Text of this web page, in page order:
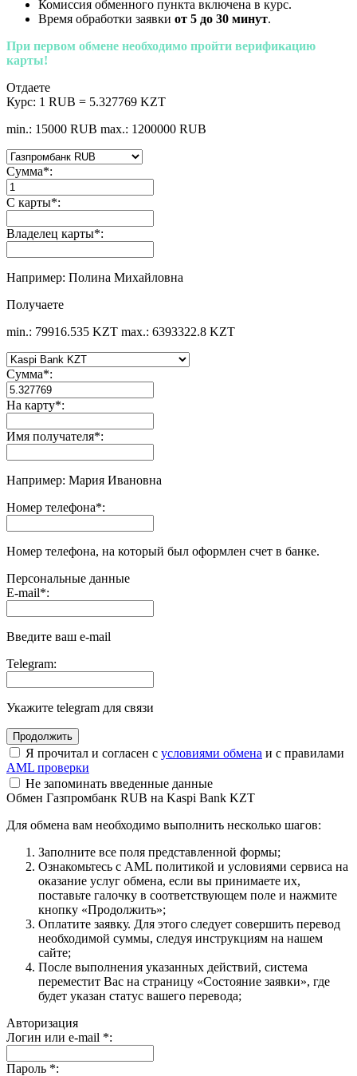
Комиссия обменного пункта включена в курс.
Время обработки заявки от 5 до 30 минут.
При первом обмене необходимо пройти верификацию
карты!
Отдаете
Курс: 1 RUB = 5.327769 KZT
min.: 15000 RUB max.: 1200000 RUB
Сумма*:
С карты*:
Владелец карты*:
Например: Полина Михайловна
Получаете
min.: 79916.535 KZT max.: 6393322.8 KZT
Сумма*:
На карту*:
Имя получателя*:
Например: Мария Ивановна
Номер телефона*:
Номер телефона, на который был оформлен счет в банке.
Персональные данные
E-mail*:
Введите ваш e-mail
Telegram:
Укажите telegram для связи
Я прочитал и согласен с условиями обмена и с правилами
AML проверки
Не запоминать введенные данные
Обмен Газпромбанк RUB на Kaspi Bank KZT
Для обмена вам необходимо выполнить несколько шагов:
Заполните все поля представленной формы;
Ознакомьтесь с AML политикой и условиями сервиса на
оказание услуг обмена, если вы принимаете их,
поставьте галочку в соответствующем поле и нажмите
кнопку «Продолжить»;
Оплатите заявку. Для этого следует совершить перевод
необходимой суммы, следуя инструкциям на нашем
сайте;
После выполнения указанных действий, система
переместит Вас на страницу «Состояние заявки», где
будет указан статус вашего перевода;
Авторизация
Логин или e-mail *:
Пароль *: